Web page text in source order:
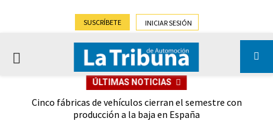
SUSCRÍBETE INICIAR SESIÓN
PRIMARY
ÚLTIMAS NOTICIAS
Cinco fábricas de vehículos cierran el semestre con
producción a la baja en España